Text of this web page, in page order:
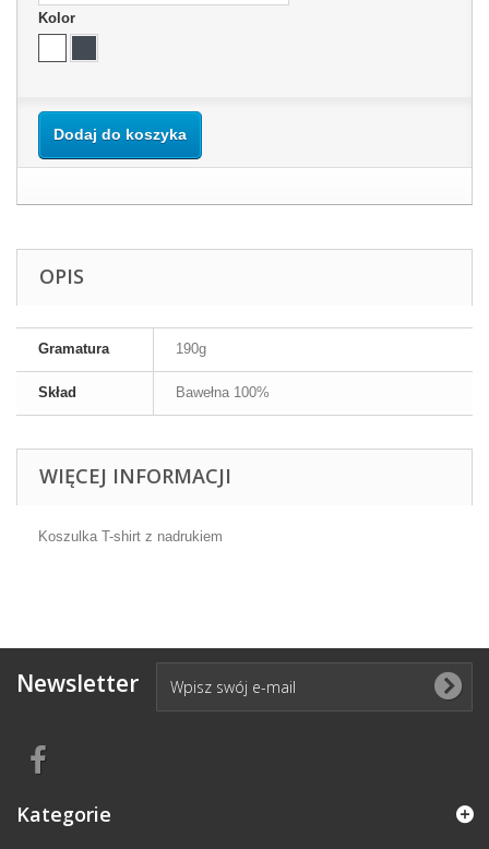
Kolor
Dodaj do koszyka
OPIS
Gramatura 190g
Skład Bawełna 100%
WIĘCEJ INFORMACJI
Koszulka T-shirt z nadrukiem
Newsletter
Kategorie